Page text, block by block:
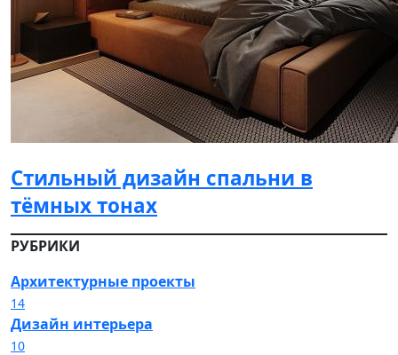
Стильный дизайн спальни в
тёмных тонах
РУБРИКИ
Архитектурные проекты
14
Дизайн интерьера
10